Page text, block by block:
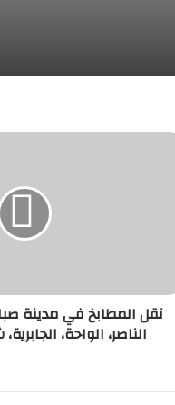
نقل العفش
نقل مخازن في
لضمان الانتقال
نقل المطابخ في مدينة
الناصر، الواحة،